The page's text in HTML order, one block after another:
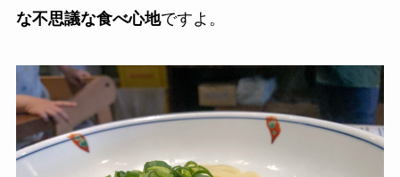
な不思議な食べ心地ですよ。